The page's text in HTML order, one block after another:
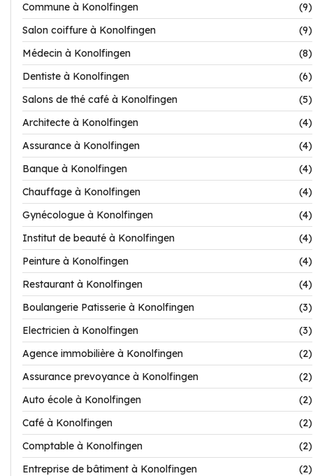
Commune à Konolfingen
(9)
Salon coiffure à Konolfingen
(9)
Médecin à Konolfingen
(8)
Dentiste à Konolfingen
(6)
Salons de thé café à Konolfingen
(5)
Architecte à Konolfingen
(4)
Assurance à Konolfingen
(4)
Banque à Konolfingen
(4)
Chauffage à Konolfingen
(4)
Gynécologue à Konolfingen
(4)
Institut de beauté à Konolfingen
(4)
Peinture à Konolfingen
(4)
Restaurant à Konolfingen
(4)
Boulangerie Patisserie à Konolfingen
(3)
Electricien à Konolfingen
(3)
Agence immobilière à Konolfingen
(2)
Assurance prevoyance à Konolfingen
(2)
Auto école à Konolfingen
(2)
Café à Konolfingen
(2)
Comptable à Konolfingen
(2)
Entreprise de bâtiment à Konolfingen
(2)